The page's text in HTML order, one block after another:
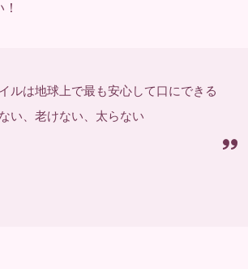
ルは地球上で最も安心して口にできる
い、老けない、太らない